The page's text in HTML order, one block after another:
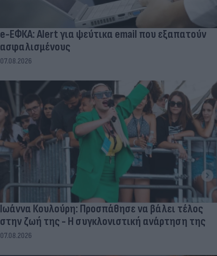
e-ΕΦΚΑ: Alert για ψεύτικα email που εξαπατούν
ασφαλισμένους
07.08.2026
Ιωάννα Κουλούρη: Προσπάθησε να βάλει τέλος
στην ζωή της - Η συγκλονιστική ανάρτηση της
07.08.2026